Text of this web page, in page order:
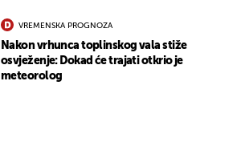
VREMENSKA PROGNOZA
Nakon vrhunca toplinskog vala stiže
osvježenje: Dokad će trajati otkrio je
meteorolog